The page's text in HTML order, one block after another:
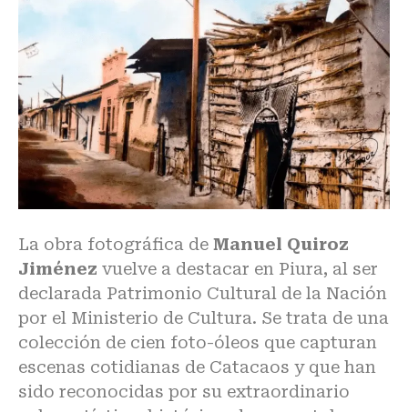
La obra fotográfica de Manuel Quiroz
Jiménez vuelve a destacar en Piura, al ser
declarada Patrimonio Cultural de la Nación
por el Ministerio de Cultura. Se trata de una
colección de cien foto-óleos que capturan
escenas cotidianas de Catacaos y que han
sido reconocidas por su extraordinario